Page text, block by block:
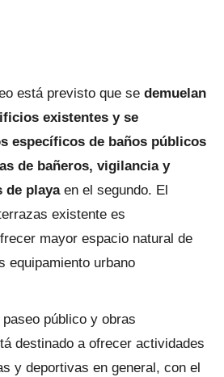
está previsto que se demuelan
existentes y se
específicos de baños públicos
de bañeros, vigilancia y
de playaen el segundo. El
existente es
mayor espacio natural de
equipamiento urbano
público y obras
destinado a ofrecer actividades
y deportivas en general, con el